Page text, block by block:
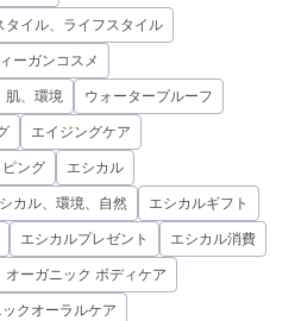
タイル、ライフスタイル
ーガンコスメ
肌、環境 ウォータープルーフ
エイジングケア
ング エシカル
カル、環境、自然 エシカルギフト
エシカルプレゼント エシカル消費
オーガニック ボディケア
クオーラルケア